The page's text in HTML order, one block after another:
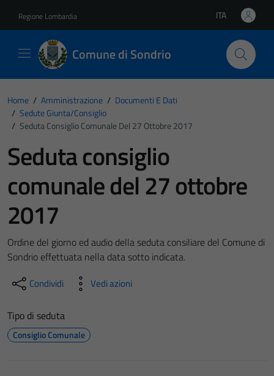
Regione Lombardia Lingua attiva:
ITA
Comune di Sondrio
Home / Amministrazione / Documenti E Dati
/ Sedute Giunta/consiglio
/ Seduta Consiglio Comunale Del 27 Ottobre 2017
Seduta consiglio
comunale del 27 ottobre
2017
Ordine del giorno ed audio della seduta consiliare del Comune di
Sondrio effettuata nella data sotto indicata.
Condividi Vedi azioni
Tipo di seduta
Consiglio Comunale